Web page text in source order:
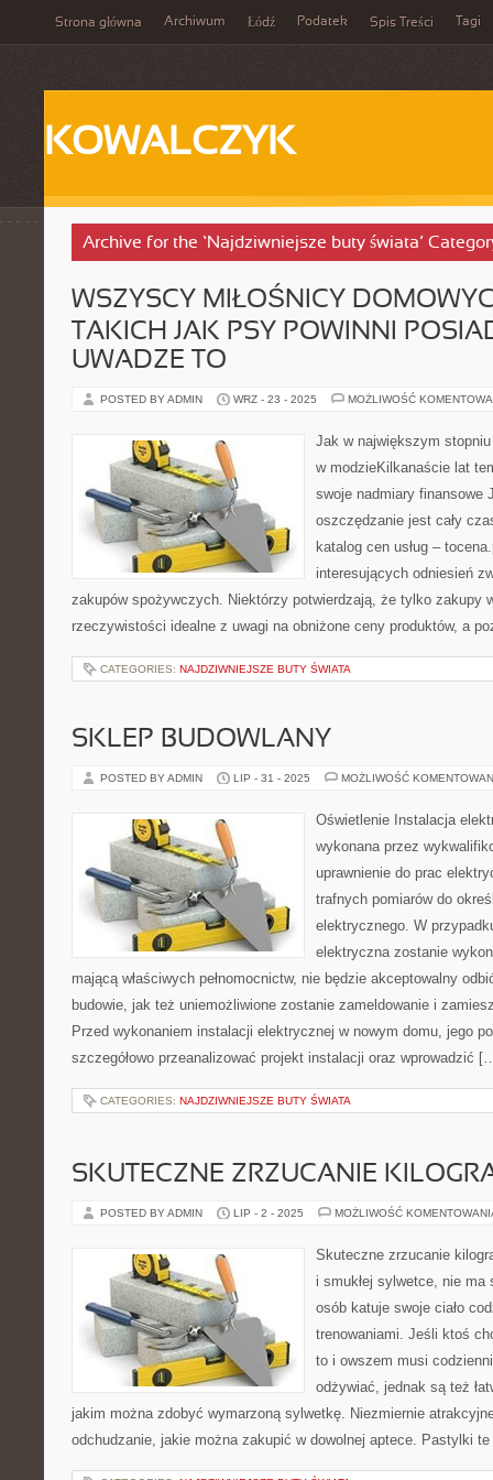
Strona główna Archiwum Łódź Podatek Spis Treści Tagi
KOWALCZYK
Archive for the ‘Najdziwniejsze buty świata’
WSZYSCY MIŁOŚNICY
TAKICH JAK PSY POWINNI
UWADZE TO
POSTED BY ADMIN WRZ - 23 - 2025 MOŻLIWOŚĆ
Jak w największym
w modzieKilkanaście lat
swoje nadmiary finansowe
oszczędzanie jest cały
katalog cen usług –
interesujących odniesień
zakupów spożywczych. Niektórzy potwierdzają, że tylko zakupy
rzeczywistości idealne z uwagi na obniżone ceny produktów, a
CATEGORIES: NAJDZIWNIEJSZE BUTY ŚWIATA
SKLEP BUDOWLANY
POSTED BY ADMIN LIP - 31 - 2025 MOŻLIWOŚĆ
Oświetlenie Instalacja
wykonana przez
uprawnienie do prac
trafnych pomiarów do
elektrycznego. W
elektryczna zostanie
mającą właściwych pełnomocnictw, nie będzie akceptowalny
budowie, jak też uniemożliwione zostanie zameldowanie i
Przed wykonaniem instalacji elektrycznej w nowym domu, jego
szczegółowo przeanalizować projekt instalacji oraz wprowadzić
CATEGORIES: NAJDZIWNIEJSZE BUTY ŚWIATA
SKUTECZNE ZRZUCANIE
POSTED BY ADMIN LIP - 2 - 2025 MOŻLIWOŚĆ
Skuteczne zrzucanie
i smukłej sylwetce, nie
osób katuje swoje ciało
trenowaniami. Jeśli ktoś
to i owszem musi
odżywiać, jednak są też
jakim można zdobyć wymarzoną sylwetkę. Niezmiernie
odchudzanie, jakie można zakupić w dowolnej aptece. Pastylki